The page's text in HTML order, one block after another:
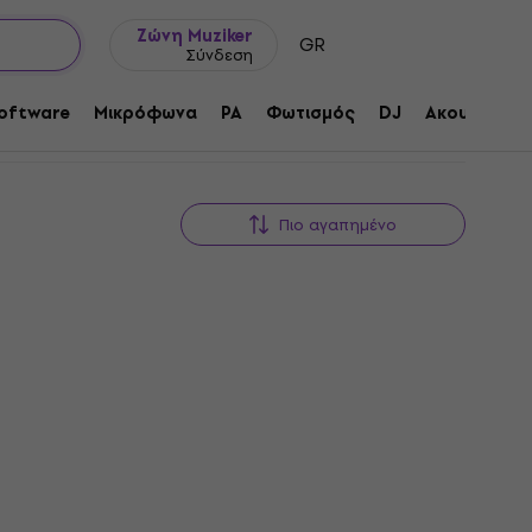
Ζώνη Muziker
Σύνδεση GR
Μικρόφωνα PA Φωτισμός DJ Ακουστικά
Πιο αγαπημένο